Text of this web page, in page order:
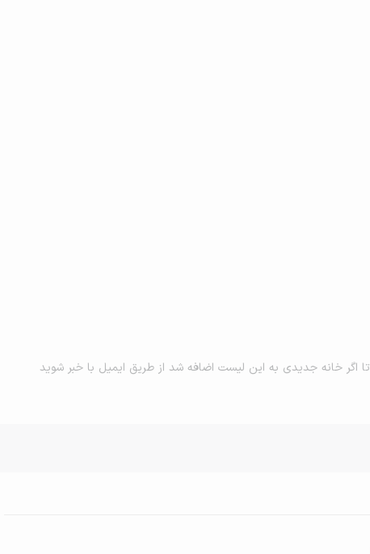
تا اگر خانه جدیدی به این لیست اضافه شد از طریق ایمیل با خبر شوید